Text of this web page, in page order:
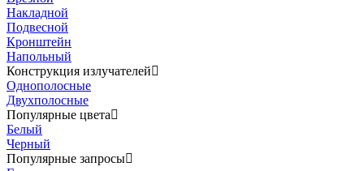
Накладной
Подвесной
Кронштейн
Напольный
Конструкция излучателей
Однополосные
Двухполосные
Популярные цвета
Белый
Черный
Популярные запросы